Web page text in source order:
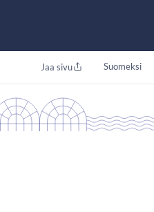
Jaa sivu Suomeksi